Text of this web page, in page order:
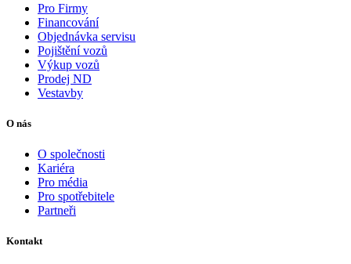
Pro Firmy
Financování
Objednávka servisu
Pojištění vozů
Výkup vozů
Prodej ND
Vestavby
O nás
O společnosti
Kariéra
Pro média
Pro spotřebitele
Partneři
Kontakt